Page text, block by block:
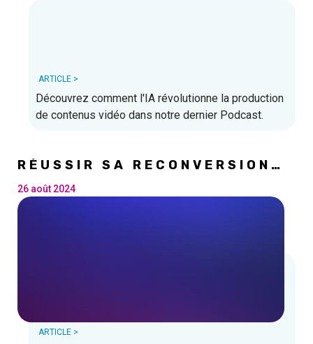
ARTICLE >
Découvrez comment l'IA révolutionne la production
de contenus vidéo dans notre dernier Podcast.
RÉUSSIR SA RECONVERSION
26 août 2024
ARTICLE >